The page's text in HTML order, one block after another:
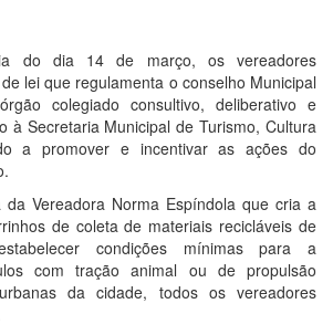
do dia 14 de março, os vereadores
lei que regulamenta o conselho Municipal
colegiado consultivo, deliberativo e
à Secretaria Municipal de Turismo, Cultura
a promover e incentivar as ações do
Vereadora Norma Espíndola que cria a
de coleta de materiais recicláveis de
condições mínimas para a
com tração animal ou de propulsão
da cidade, todos os vereadores